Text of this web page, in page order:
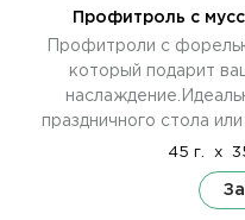
Профитроль c
Профитроли с
который подарит
праздничного стола
45 г. x